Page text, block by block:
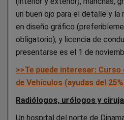
un buen ojo para el detalle y la
en diseño gráfico
obligatorio); y licencia de
presentarse es el 1 de
>>Te puede interesar:
de Vehículos (ayudas del
Radiólogos, urólogos y
Un hospital del norte de